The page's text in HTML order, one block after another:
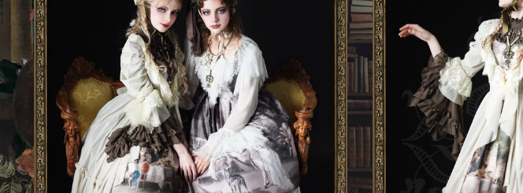
动
设
左/
向